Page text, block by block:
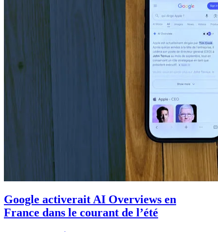
Google activerait AI Overviews en
France dans le courant de l’été